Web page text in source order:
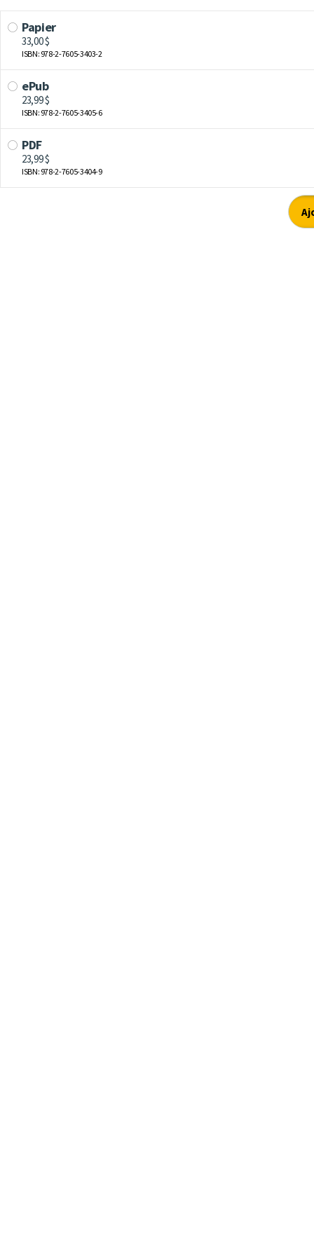
Papier
33,00 $
ISBN: 978-2-7605-3403-2
ePub
23,99 $
ISBN: 978-2-7605-3405-6
PDF
23,99 $
ISBN: 978-2-7605-3404-9